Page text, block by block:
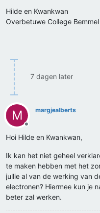
Hilde en Kwankwan
Overbetuwe College Bemmel
7 dagen later
M
Offline
margjealberts
Hoi Hilde en Kwankwan,
Ik kan het niet geheel
te maken hebben met het
jullie al van de werking van
electronen? Hiermee kun je
beter zal werken.